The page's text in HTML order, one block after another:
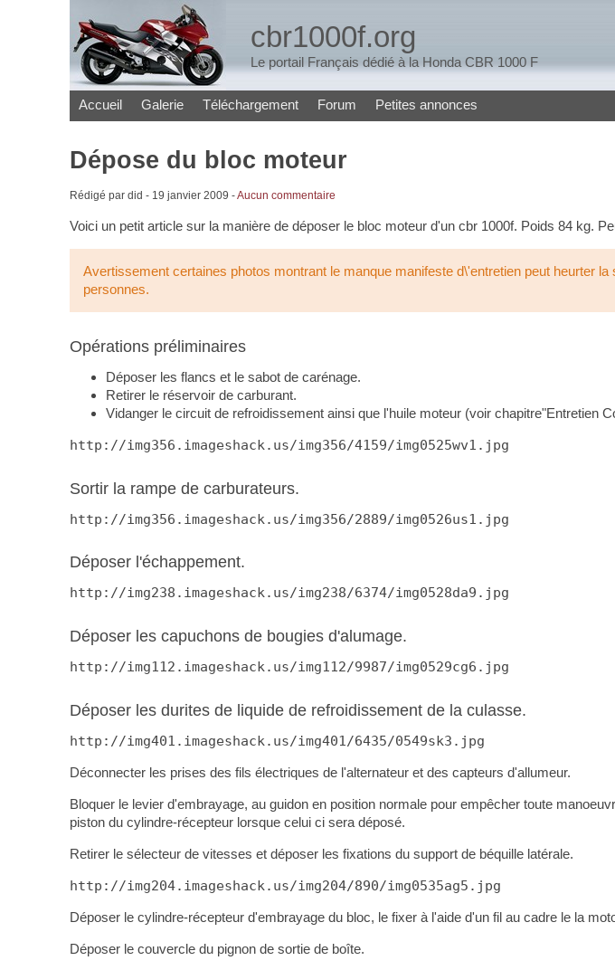
cbr1000f.org
Le portail Français dédié à la Honda CBR 1000 F
Accueil Galerie Téléchargement Forum Petites annonces
Dépose du bloc moteur
Rédigé par did - 19 janvier 2009 -Aucun commentaire
Voici un petit article sur la manière de déposer le bloc moteur d'un cbr 1000f. Poids 84 kg.
Avertissement certaines photos montrant le manque manifeste d\'entretien peut heurter la
personnes.
Opérations préliminaires
Déposer les flancs et le sabot de carénage.
Retirer le réservoir de carburant.
Vidanger le circuit de refroidissement ainsi que l'huile moteur (voir chapitre"Entretien
http://img356.imageshack.us/img356/4159/img0525wv1.jpg
Sortir la rampe de carburateurs.
http://img356.imageshack.us/img356/2889/img0526us1.jpg
Déposer l'échappement.
http://img238.imageshack.us/img238/6374/img0528da9.jpg
Déposer les capuchons de bougies d'alumage.
http://img112.imageshack.us/img112/9987/img0529cg6.jpg
Déposer les durites de liquide de refroidissement de la culasse.
http://img401.imageshack.us/img401/6435/0549sk3.jpg
Déconnecter les prises des fils électriques de l'alternateur et des capteurs d'allumeur.
Bloquer le levier d'embrayage, au guidon en position normale pour empêcher toute
piston du cylindre-récepteur lorsque celui ci sera déposé.
Retirer le sélecteur de vitesses et déposer les fixations du support de béquille latérale.
http://img204.imageshack.us/img204/890/img0535ag5.jpg
Déposer le cylindre-récepteur d'embrayage du bloc, le fixer à l'aide d'un fil au cadre le la
Déposer le couvercle du pignon de sortie de boîte.